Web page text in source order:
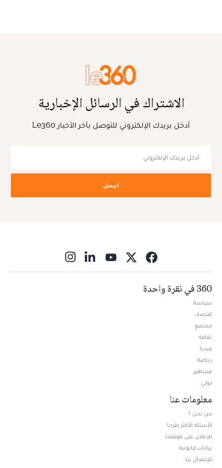
الاشتراك في الرسائل الإخبارية
أدخل بريدك الإلكتروني للتوصل بآخر الأخبار Le360
أرسل
360 في نقرة واحدة
سياسة
اقتصاد
مجتمع
ثقافة
ميديا
رياضة
مشاهير
دولي
معلومات عنا
من نحن ؟
الأسئلة الأكثر طرحا
للإعلان على موقعنا
بيانات قانونية
للإتصال بنا